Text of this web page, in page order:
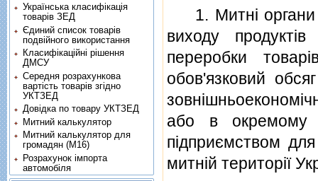
1. Митнi органи
виходу
переробки
обов'язковий
або в окремому
пiдприємством
митнiй територiї
Українська класифікація
товарів ЗЕД
Єдиний список товарів
подвійного використання
Класифікаційні рішення
ДМСУ
Середня розрахункова
вартість товарів згідно
УКТЗЕД
Довідка по товару УКТЗЕД
Митний калькулятор
Митний калькулятор для
громадян (М16)
Розрахунок імпорта
автомобіля